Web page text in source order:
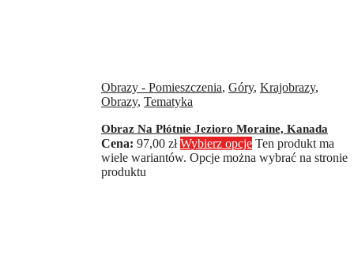
Obrazy - Pomieszczenia, Góry, Krajobrazy,
Obrazy, Tematyka
Obraz Na Płótnie Jezioro Moraine, Kanada
97,00 zł Wybierz opcje Ten produkt ma
wiele wariantów. Opcje można wybrać na stronie
produktu